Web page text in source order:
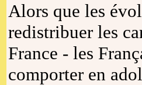
Alors que les
redistribuer les
France - les
comporter en